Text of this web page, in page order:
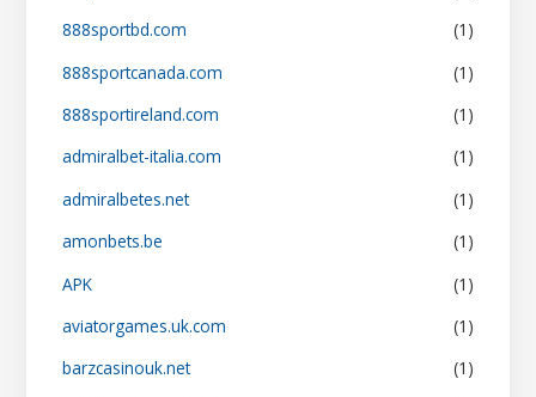
888sportbd.com
(1)
888sportcanada.com
(1)
888sportireland.com
(1)
admiralbet-italia.com
(1)
admiralbetes.net
(1)
amonbets.be
(1)
APK
(1)
aviatorgames.uk.com
(1)
barzcasinouk.net
(1)